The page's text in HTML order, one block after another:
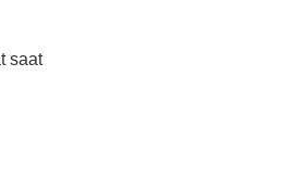
saat